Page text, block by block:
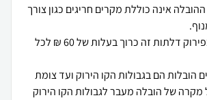
ההובלה אינה כוללת מקרים חריגים כגון צורך
במקרה שיש צורך בפירוק דלתות זה כרוך בעלות של 60 ₪ לכל
הובלות הם בגבולות הקו הירוק ועד צומת
של הובלה מעבר לגבולות הקו הירוק